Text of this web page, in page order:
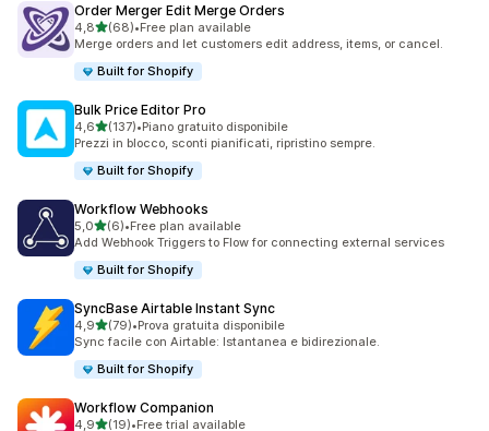
Order Merger Edit Merge Orders
4,8stelle su 5
(68)
68 recensioni totali
•Free plan available
Merge orders and let customers edit address, items, or cancel.
Built for Shopify
Bulk Price Editor Pro
4,6stelle su 5
(137)
137 recensioni totali
•Piano gratuito disponibile
Prezzi in blocco, sconti pianificati, ripristino sempre.
Built for Shopify
Workflow Webhooks
5,0stelle su 5
(6)
6 recensioni totali
•Free plan available
Add Webhook Triggers to Flow for connecting external services
Built for Shopify
SyncBase Airtable Instant Sync
4,9stelle su 5
(79)
79 recensioni totali
•Prova gratuita disponibile
Sync facile con Airtable: Istantanea e bidirezionale.
Built for Shopify
Workflow Companion
4,9stelle su 5
(19)•Free trial available